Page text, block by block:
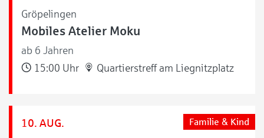
Gröpelingen
Mobiles Atelier Moku
ab 6 Jahren
15:00 Uhr
Quartierstreff am Liegnitzplatz
10. AUG. Familie & Kind